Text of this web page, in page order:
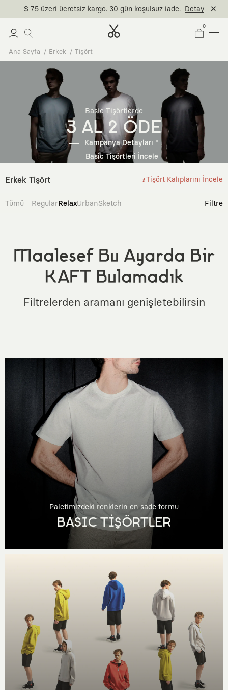
$ 75 üzeri ücretsiz kargo. 30 gün koşulsuz iade. Detay
0
Ana Sayfa Erkek Tişört
Basic Tişörtlerde
3 AL 2 ÖDE
Kampanya Detayları *
Basic Tişörtleri İncele
Erkek Tişört Tişört Kalıplarını İncele
Tümü RegularRelaxUrbanSketch Filtre
Maalesef Bu Ayarda Bir
KAFT Bulamadık
Filtrelerden aramanı genişletebilirsin
Paletimizdeki renklerin en sade formu
BASIC TİŞÖRTLER